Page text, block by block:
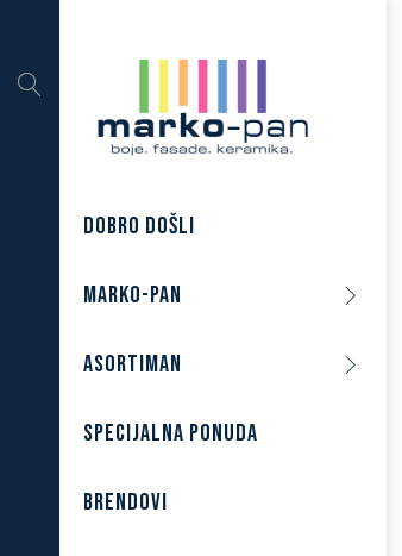
DOBRO DOŠLI
MARKO-PAN
ASORTIMAN
SPECIJALNA PONUDA
BRENDOVI